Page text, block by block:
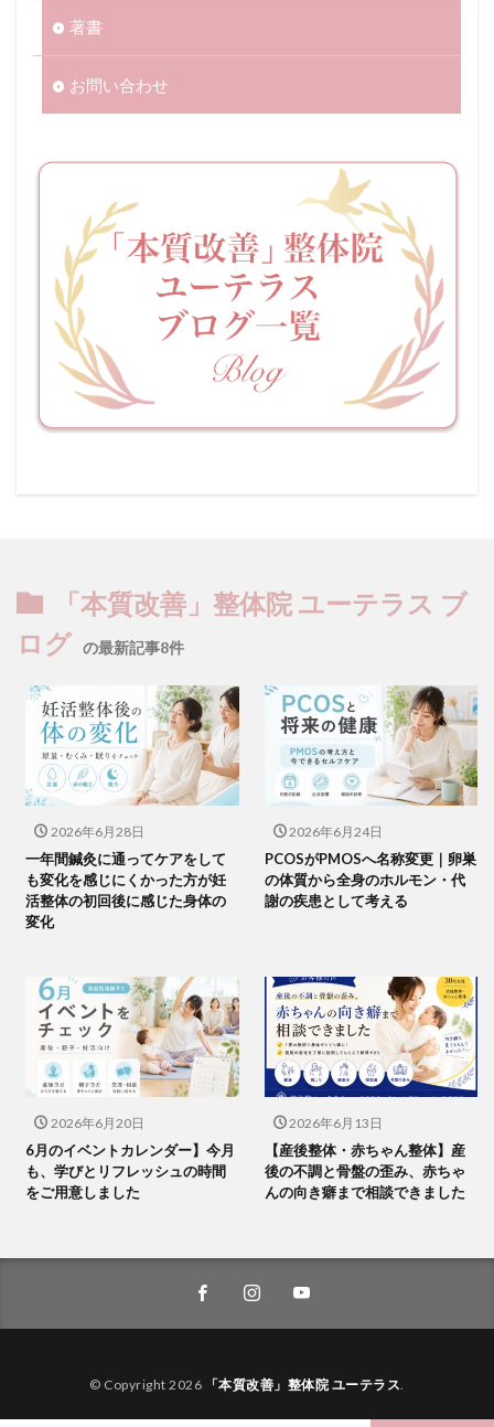
著書
お問い合わせ
「本質改善」整体院 ユーテラス ブ
ログ の最新記事8件
2026年6月28日
一年間鍼灸に通ってケアをして
も変化を感じにくかった方が妊
活整体の初回後に感じた身体の
変化
2026年6月24日
PCOSがPMOSへ名称変更｜卵巣
の体質から全身のホルモン・代
謝の疾患として考える
2026年6月20日
6月のイベントカレンダー】今月
も、学びとリフレッシュの時間
をご用意しました
2026年6月13日
【産後整体・赤ちゃん整体】産
後の不調と骨盤の歪み、赤ちゃ
んの向き癖まで相談できました
© Copyright 2026 「本質改善」整体院 ユーテラス